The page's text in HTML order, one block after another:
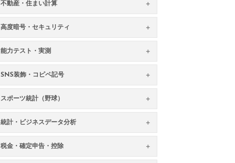
不動産・住まい計算
高度暗号・セキュリティ
能力テスト・実測
SNS装飾・コピペ記号
スポーツ統計（野球）
統計・ビジネスデータ分析
税金・確定申告・控除